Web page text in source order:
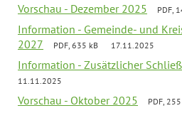
Vorschau - Dezember 2025 PDF,
Information - Gemeinde- und
2027
PDF, 635 kB 17.11.2025
Information - Zusätzlicher
11.11.2025
Vorschau - Oktober 2025 PDF,